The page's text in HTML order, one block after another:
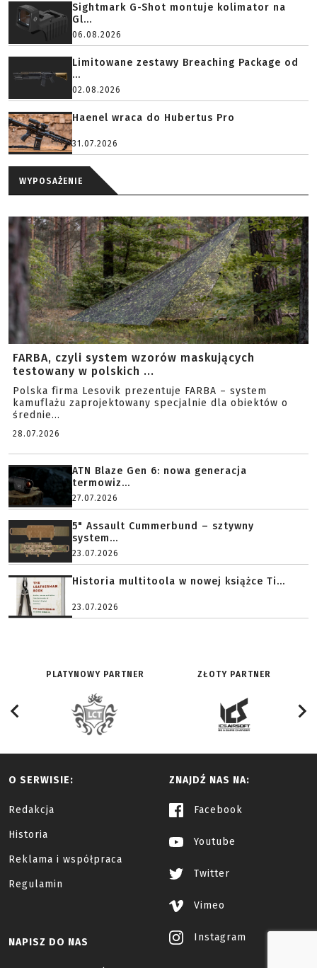
Sightmark G-Shot montuje kolimator na
Gl...
06.08.2026
Limitowane zestawy Breaching Package od
...
02.08.2026
Haenel wraca do Hubertus Pro
31.07.2026
WYPOSAŻENIE
FARBA, czyli system wzorów maskujących
testowany w polskich ...
Polska firma Lesovik prezentuje FARBA – system
kamuflażu zaprojektowany specjalnie dla obiektów o
średnie...
28.07.2026
ATN Blaze Gen 6: nowa generacja
termowiz...
27.07.2026
5" Assault Cummerbund – sztywny
system...
23.07.2026
Historia multitoola w nowej książce Ti...
23.07.2026
PLATYNOWY PARTNER ZŁOTY PARTNER
O SERWISIE:
Redakcja
Historia
Reklama i współpraca
Regulamin
ZNAJDŹ NAS NA:
Facebook
Youtube
Twitter
Vimeo
Instagram
NAPISZ DO NAS